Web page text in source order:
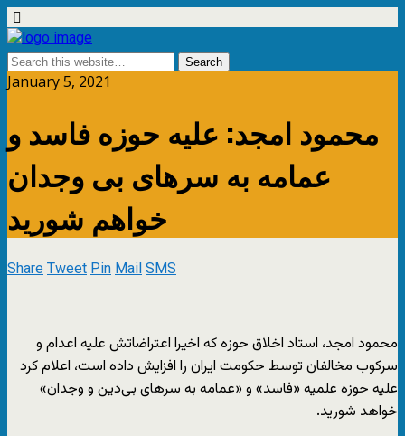
January 5, 2021
محمود امجد: علیه حوزه‌ فاسد و
عمامه به‌ سرهای بی‌ وجدان
خواهم شورید
ShareTweetPinMailSMS
محمود امجد،‌ استاد اخلاق حوزه که اخیرا اعتراضاتش علیه اعدام و
سرکوب مخالفان توسط حکومت ایران را افزایش داده است،‌ اعلام کرد
علیه حوزه‌ علمیه «فاسد» و «عمامه به سرهای بی‌دین و وجدان»
خواهد شورید.